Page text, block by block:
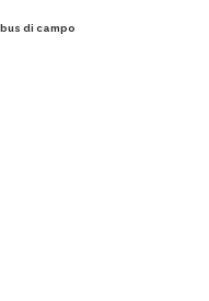
di campo